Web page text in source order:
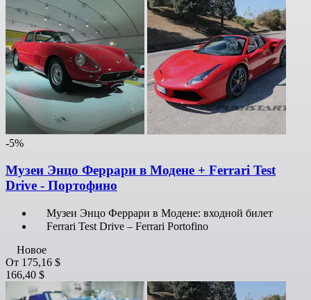
-5%
Музеи Энцо Феррари в Модене + Ferrari Test
Drive - Портофино
Музеи Энцо Феррари в Модене: входной билет
Ferrari Test Drive – Ferrari Portofino
Новое
От 175,16 $
166,40 $